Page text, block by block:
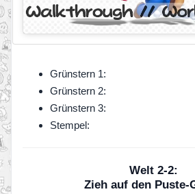
Grünstern 1:
Grünstern 2:
Grünstern 3:
Stempel:
Welt 2-2:
Zieh auf den Puste-